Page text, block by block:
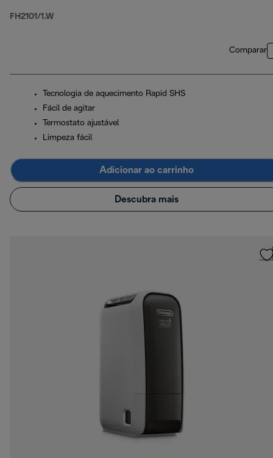
FH2101/1.W
Comparar
Tecnologia de aquecimento Rapid SHS
Fácil de agitar
Termostato ajustável
Limpeza fácil
Adicionar ao carrinho
Descubra mais